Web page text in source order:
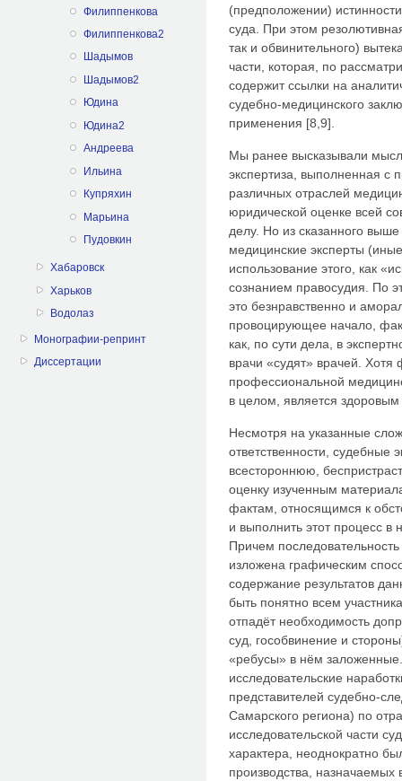
Филиппенкова
Филиппенкова2
Шадымов
Шадымов2
Юдина
Юдина2
Андреева
Ильина
Купряхин
Марьина
Пудовкин
Хабаровск
Харьков
Водолаз
Монографии-репринт
Диссертации
(предположении)
суда. При этом
так и обвинительного)
части, которая, по
содержит ссылки на
судебно-медицинского
применения [8,9].
Мы ранее высказывали
экспертиза, выполненная с
различных отраслей
юридической оценке всей
делу. Но из сказанного
медицинские эксперты
использование этого, как
сознанием правосудия. По
это безнравственно и
провоцирующее начало,
как, по сути дела, в
врачи «судят» врачей. Хотя
профессиональной
в целом, является
Несмотря на указанные
ответственности, судебные
всестороннюю,
оценку изученным
фактам, относящимся к
и выполнить этот процесс
Причем
изложена графическим
содержание результатов
быть понятно всем
отпадёт необходимость
суд, гособвинение и
«ребусы» в нём
исследовательские
представителей судебно-
Самарского региона) по
исследовательской части
характера, неоднократно
производства,